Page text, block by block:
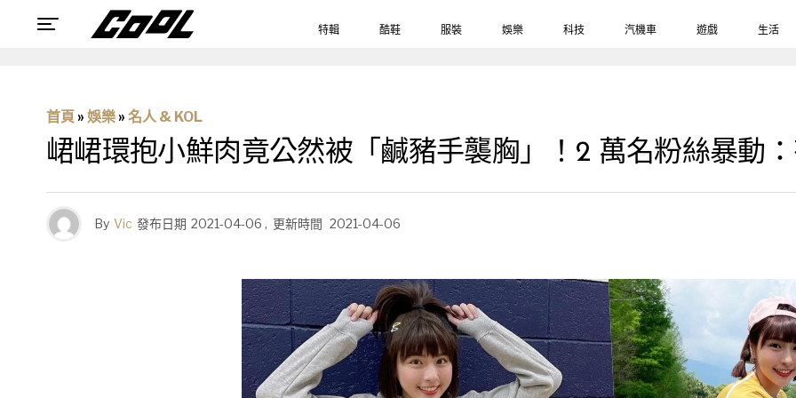
特輯 酷鞋 服裝 娛樂 科技 汽機車 遊戲 生活
首頁 » 娛樂 » 名人 & KOL
峮峮環抱小鮮肉竟公然被「鹹豬手襲胸」！2 萬名粉絲暴動
By Vic 發布日期 2021-04-06 , 更新時間 2021-04-06